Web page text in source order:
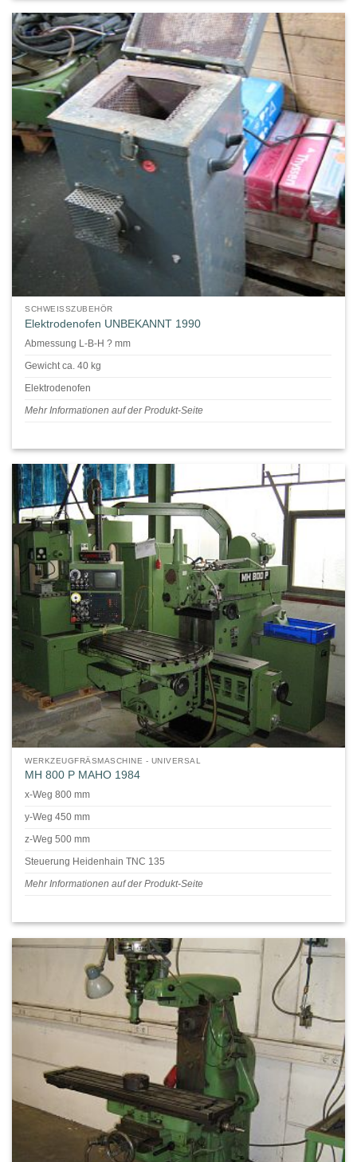
SCHWEISSZUBEHÖR
Elektrodenofen UNBEKANNT 1990
Abmessung L-B-H ? mm
Gewicht ca. 40 kg
Elektrodenofen
Mehr Informationen auf der Produkt-Seite
WERKZEUGFRÄSMASCHINE - UNIVERSAL
MH 800 P MAHO 1984
x-Weg 800 mm
y-Weg 450 mm
z-Weg 500 mm
Steuerung Heidenhain TNC 135
Mehr Informationen auf der Produkt-Seite